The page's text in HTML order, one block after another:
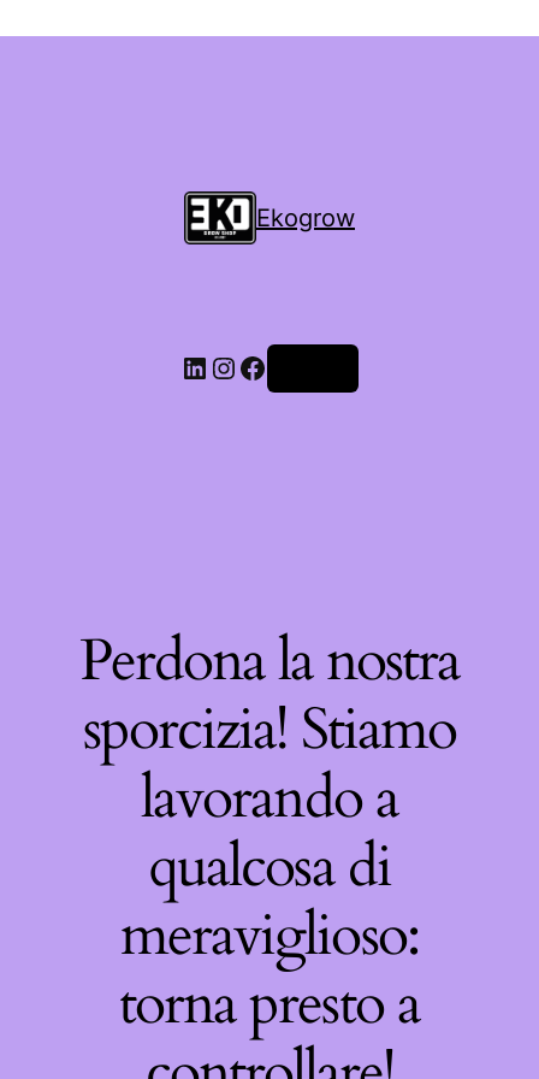
Ekogrow
Perdona la nostra
sporcizia! Stiamo
lavorando a
qualcosa di
meraviglioso:
torna presto a